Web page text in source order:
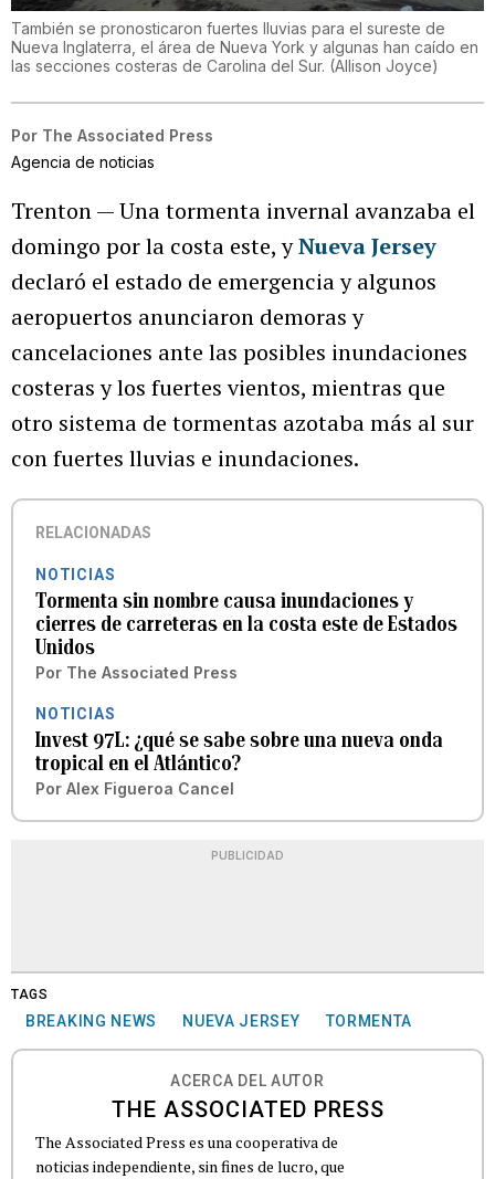
También se pronosticaron fuertes lluvias para el sureste de
Nueva Inglaterra, el área de Nueva York y algunas han caído en
las secciones costeras de Carolina del Sur. (Allison Joyce)
Por The Associated Press
Agencia de noticias
Trenton — Una tormenta invernal avanzaba el
domingo por la costa este, yNueva Jersey
declaró el estado de emergencia y algunos
aeropuertos anunciaron demoras y
cancelaciones ante las posibles inundaciones
costeras y los fuertes vientos, mientras que
otro sistema de tormentas azotaba más al sur
con fuertes lluvias e inundaciones.
RELACIONADAS
NOTICIAS
Tormenta sin nombre causa inundaciones y
cierres de carreteras en la costa este de Estados
Unidos
Por The Associated Press
NOTICIAS
Invest 97L: ¿qué se sabe sobre una nueva onda
tropical en el Atlántico?
Por Alex Figueroa Cancel
PUBLICIDAD
TAGS
BREAKING NEWS NUEVA JERSEY TORMENTA
ACERCA DEL AUTOR
THE ASSOCIATED PRESS
The Associated Press es una cooperativa de
noticias independiente, sin fines de lucro, que